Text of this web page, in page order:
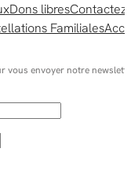
Dons libres
Familiales
vous envoyer notre